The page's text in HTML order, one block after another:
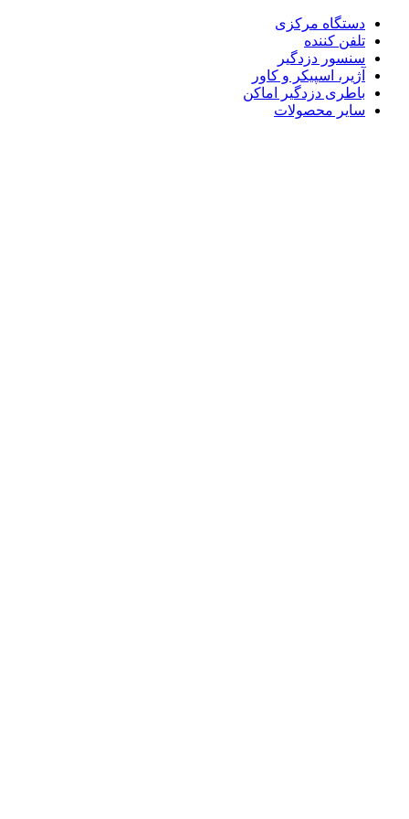
دستگاه مرکزی
تلفن کننده
سنسور دزدگیر
آژیر، اسپیکر و کاور
باطری دزدگیر اماکن
سایر محصولات